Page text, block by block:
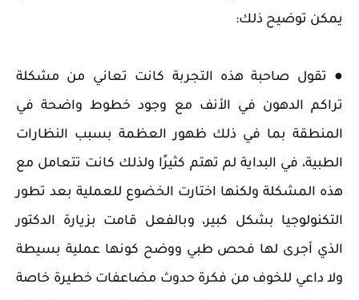
يمكن توضيح ذلك:
● تقول صاحبة هذه التجربة كانت تعاني من مشكلة
تراكم الدهون في الأنف مع وجود خطوط واضحة في
المنطقة بما في ذلك ظهور العظمة بسبب النظارات
الطبية، في البداية لم تهتم كثيرًا ولذلك كانت تتعامل مع
هذه المشكلة ولكنها اختارت الخضوع للعملية بعد تطور
التكنولوجيا بشكل كبير، وبالفعل قامت بزيارة الدكتور
الذي أجرى لها فحص طبي ووضح كونها عملية بسيطة
ولا داعي للخوف من فكرة حدوث مضاعفات خطيرة خاصة